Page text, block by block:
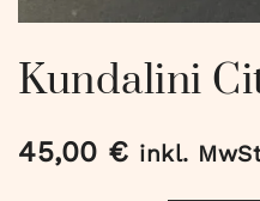
Kundalini
45,00 € inkl.